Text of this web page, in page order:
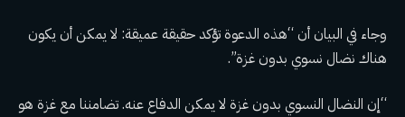
وجاء في البيان أن “هذه الدعوة تؤكد حقيقة عميقة: لا يمكن أن يكون
هناك نضال نسوي بدون غزة”.
“إن النضال النسوي بدون غزة لا يمكن الدفاع عنه. تضامننا مع غزة هو